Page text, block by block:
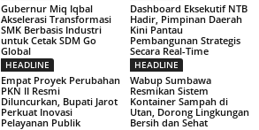
Gubernur Miq Iqbal
Akselerasi Transformasi
SMK Berbasis Industri
untuk Cetak SDM Go
Global
Dashboard Eksekutif NTB
Hadir, Pimpinan Daerah
Kini Pantau
Pembangunan Strategis
Secara Real-Time
HEADLINE
Empat Proyek Perubahan
PKN II Resmi
Diluncurkan, Bupati Jarot
Perkuat Inovasi
Pelayanan Publik
HEADLINE
Wabup Sumbawa
Resmikan Sistem
Kontainer Sampah di
Utan, Dorong Lingkungan
Bersih dan Sehat